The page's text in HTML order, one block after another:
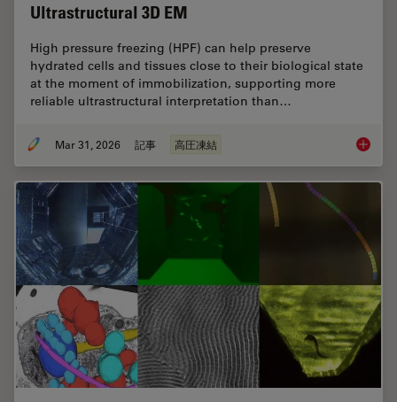
Ultrastructural 3D EM
High pressure freezing (HPF) can help preserve
hydrated cells and tissues close to their biological state
at the moment of immobilization, supporting more
reliable ultrastructural interpretation than…
Mar 31, 2026 記事 高圧凍結 High-